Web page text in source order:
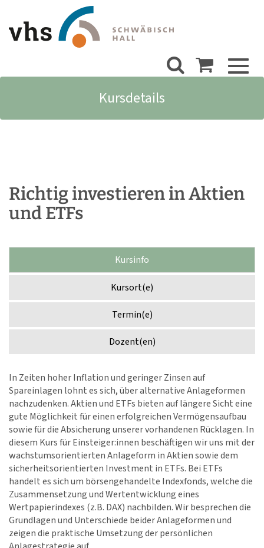
Kursdetails
Richtig investieren in Aktien
und ETFs
Kursinfo
Kursort(e)
Termin(e)
Dozent(en)
In Zeiten hoher Inflation und geringer Zinsen auf
Spareinlagen lohnt es sich, über alternative Anlageformen
nachzudenken. Aktien und ETFs bieten auf längere Sicht eine
gute Möglichkeit für einen erfolgreichen Vermögensaufbau
sowie für die Absicherung unserer vorhandenen Rücklagen. In
diesem Kurs für Einsteiger:innen beschäftigen wir uns mit der
wachstumsorientierten Anlageform in Aktien sowie dem
sicherheitsorientierten Investment in ETFs. Bei ETFs
handelt es sich um börsengehandelte Indexfonds, welche die
Zusammensetzung und Wertentwicklung eines
Wertpapierindexes (z.B. DAX) nachbilden. Wir besprechen die
Grundlagen und Unterschiede beider Anlageformen und
zeigen die praktische Umsetzung der persönlichen